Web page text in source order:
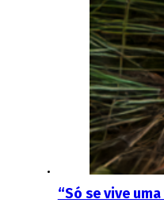
“Só se vive